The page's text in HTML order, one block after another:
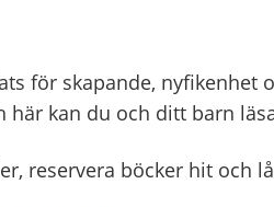
för skapande,
här kan du och ditt barn
reservera böcker hit och